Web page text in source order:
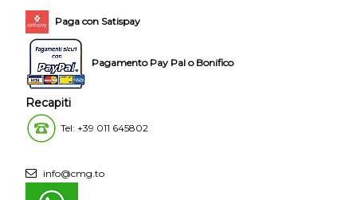
Paga con Satispay
Pagamento Pay Pal o Bonifico
Recapiti
Tel: +39 011 645802
info@cmg.to